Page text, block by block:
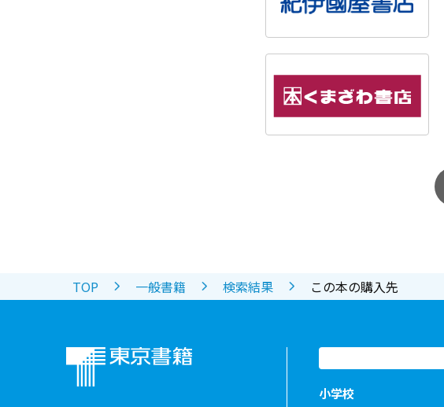
TOP 一般書籍 検索結果 この本の購入先
小学校